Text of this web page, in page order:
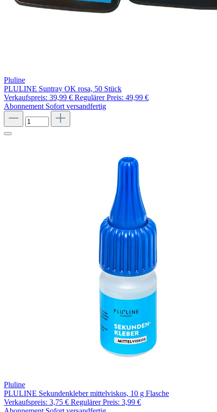
Pluline
PLULINE Suntray OK rosa, 50 Stück
Verkaufspreis: 39,99 € Regulärer Preis: 49,99 €
Abonnement Sofort versandfertig
Pluline
PLULINE Sekundenkleber mittelviskos, 10 g Flasche
Verkaufspreis: 3,75 € Regulärer Preis: 3,99 €